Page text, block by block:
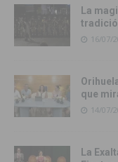
La
16/07/
que
14/07/
La